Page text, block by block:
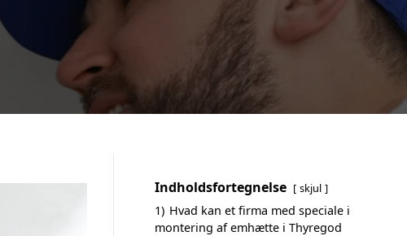
Indholdsfortegnelse skjul
1) Hvad kan et firma med speciale i
montering af emhætte i Thyregod